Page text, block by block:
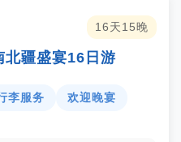
16天15晚
北疆盛宴16日游
李服务 欢迎晚宴